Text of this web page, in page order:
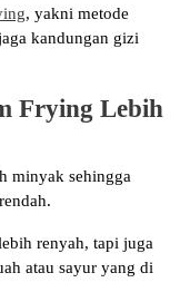
, yakni metode
kandungan gizi
Frying Lebih
minyak sehingga
renyah, tapi juga
atau sayur yang di